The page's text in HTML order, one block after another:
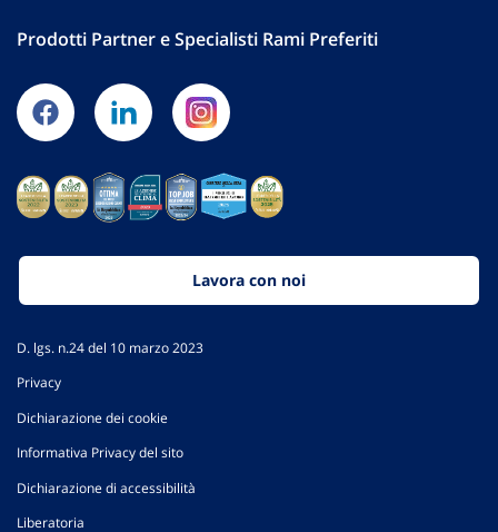
Prodotti Partner e Specialisti Rami Preferiti
Lavora con noi
D. lgs. n.24 del 10 marzo 2023
Privacy
Dichiarazione dei cookie
Informativa Privacy del sito
Dichiarazione di accessibilità
Liberatoria